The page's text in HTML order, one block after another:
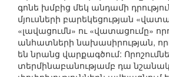
գոնե խմբից մեկ անդամի
մյուսների բարեկեցության
«լավացումն» ու «վատացումը»
անհատների նախասիրության,
են նրանց վարքագծում:
տերմինաբանությամբ դա